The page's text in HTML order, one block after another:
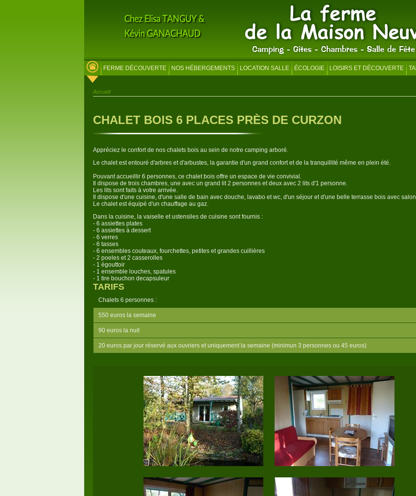
FERME DÉCOUVERTE NOS HÉBERGEMENTS LOCATION SALLE ÉCOLOGIE LOISIRS ET DÉCOUVERTE
Accueil
CHALET BOIS 6 PLACES PRÈS DE CURZON
Appréciez le confort de nos chalets bois au sein de notre camping arboré.
Le chalet est entouré d'arbres et d'arbustes, la garantie d'un grand confort et de la tranquillité même en plein été.
Pouvant accueillir 6 personnes, ce chalet bois offre un espace de vie convivial.
Il dispose de trois chambres, une avec un grand lit 2 personnes et deux avec 2 lits d'1 personne.
Les lits sont faits à votre arrivée.
Il dispose d'une cuisine, d'une salle de bain avec douche, lavabo et wc, d'un séjour et d'une belle terrasse bois avec
Le chalet est équipé d'un chauffage au gaz.
Dans la cuisine, la vaiselle et ustensiles de cuisine sont fournis :
- 6 assiettes plates
- 6 assiettes à dessert
- 6 verres
- 6 tasses
- 6 ensembles couteaux, fourchettes, petites et grandes cuillières
- 2 poeles et 2 casserolles
- 1 égouttoir
- 1 ensemble louches, spatules
- 1 tire bouchon decapsuleur
TARIFS
Chalets 6 personnes :
550 euros la semaine
90 euros la nuit
20 euros par jour réservé aux ouvriers et uniquement la semaine (minimun 3 personnes ou 45 euros)